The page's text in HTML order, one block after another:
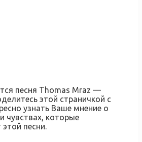
песня Thomas Mraz —
этой страничкой с
узнать Ваше мнение о
чувствах, которые
песни.